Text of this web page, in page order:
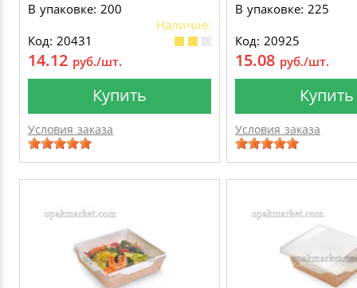
В упаковке: 200
Наличие:
Код: 20431
14.12 руб./шт.
Купить
Условия заказа
В упаковке: 225
Код: 20925
15.08 руб./шт.
Купить
Условия заказа